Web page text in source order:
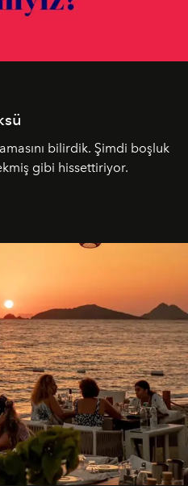
bilirdik. Şimdi boşluk
gibi hissettiriyor.